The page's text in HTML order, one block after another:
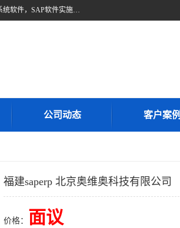
北京奥维奥，是全球企业管理解决方案的提供商SAP(思爱普)亚太区授权服务商领军者，SAP金牌服务商和代理商。企业ERP系统软件，SAP软件实施，17年来服务客户1500多家。提供SAP Business One，SAP Business ByDesign，SAP S/4HANA Cloud，SAP Analytics Cloud （分析云）等产品与解决方案。咨询专线：400-890-8880
公司动态 客户案例
福建saperp 北京奥维奥科技有限公司
价格： 面议